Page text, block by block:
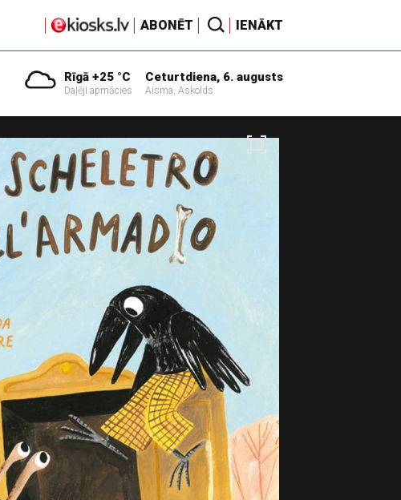
ABONĒT IENĀKT
Rīgā +25 °C
Daļēji apmācies
Ceturtdiena, 6. augusts
Aisma, Askolds